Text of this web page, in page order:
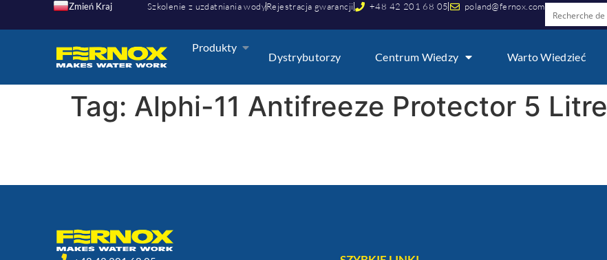
Zmień Kraj Szkolenie z uzdatniania wodyRejestracja gwarancji +48 42 201 68 05 poland@fernox.com
Produkty
Dystrybutorzy Centrum Wiedzy Warto Wiedzieć
Tag: Alphi-11 Antifreeze Protector 5 Litre